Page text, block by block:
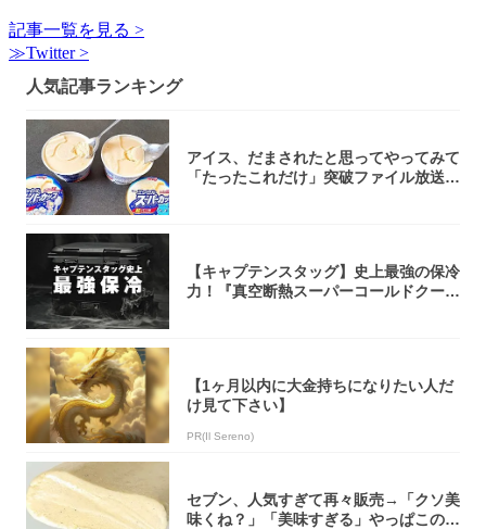
記事一覧を見る >
≫Twitter >
人気記事ランキング
アイス、だまされたと思ってやってみて
「たったこれだけ」突破ファイル放送で
【キャプテンスタッグ】史上最強の保冷
力！『真空断熱スーパーコールドクーラ
【1ヶ月以内に大金持ちになりたい人だ
け見て下さい】
PR(Il Sereno)
セブン、人気すぎて再々販売→「クソ美
味くね？」「美味すぎる」やっぱこのク